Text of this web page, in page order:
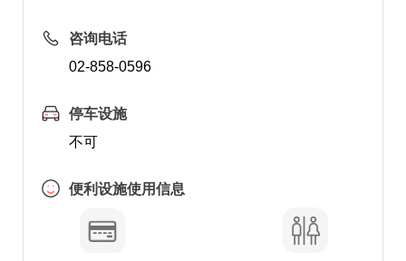
咨询电话
02-858-0596
停车设施
不可
便利设施使用信息